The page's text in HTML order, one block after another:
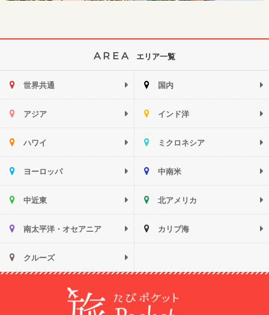
AREA エリア一覧
世界共通 国内
アジア インド洋
ハワイ ミクロネシア
ヨーロッパ 中南米
中近東 北アメリカ
南太平洋・オセアニア カリブ海
クルーズ